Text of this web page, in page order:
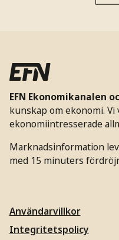
EFN Ekonomikanalen
kunskap om ekonomi.
ekonomiintresserade
Marknadsinformation
med 15 minuters
Användarvillkor
Integritetspolicy